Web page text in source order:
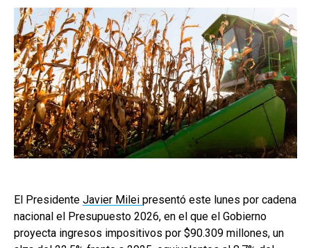
El Presidente Javier Milei presentó este lunes por cadena
nacional el Presupuesto 2026, en el que el Gobierno
proyecta ingresos impositivos por $90.309 millones, un